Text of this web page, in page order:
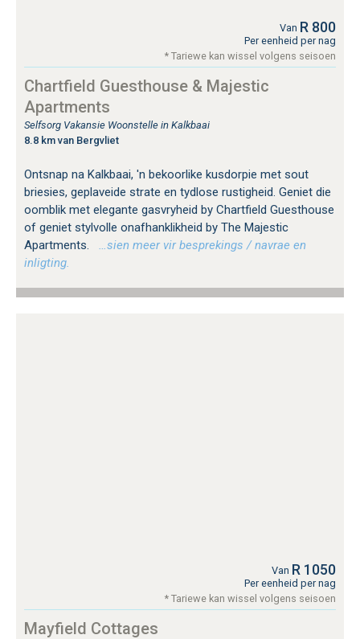
Van R 800
Per eenheid per nag
* Tariewe kan wissel volgens seisoen
Chartfield Guesthouse & Majestic
Apartments
Selfsorg Vakansie Woonstelle in Kalkbaai
8.8 km van Bergvliet
Ontsnap na Kalkbaai, 'n bekoorlike kusdorpie met sout
briesies, geplaveide strate en tydlose rustigheid. Geniet die
oomblik met elegante gasvryheid by Chartfield Guesthouse
of geniet stylvolle onafhanklikheid by The Majestic
Apartments.
…sien meer vir besprekings / navrae en
inligting.
Van R 1050
Per eenheid per nag
* Tariewe kan wissel volgens seisoen
Mayfield Cottages